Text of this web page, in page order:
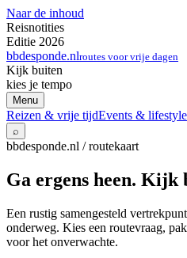
Naar de inhoud
Reisnotities
Editie 2026
bbdesponde.nlroutes voor vrije dagen
Kijk buiten
kies je tempo
Menu
Reizen & vrije tijdEvents & lifestyle
⌕
bbdesponde.nl / routekaart
Ga ergens heen. Kijk
Een rustig samengesteld
onderweg. Kies een routevraag,
voor het onverwachte.